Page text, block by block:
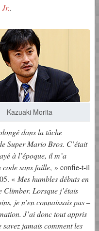
.
Kazuaki Morita
dans la tâche
Super Mario Bros. C’était
à l’époque, il m’a
code sans faille, » confie-t-il
« Mes humbles débuts en
Lorsque j’étais
je n’en connaissais pas –
J’ai donc tout appris
jamais comment les